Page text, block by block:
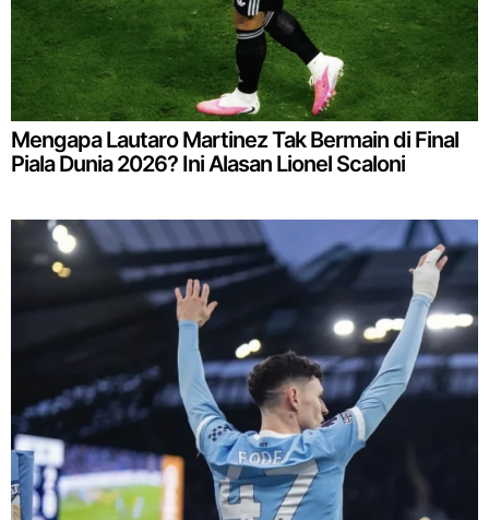
Mengapa Lautaro Martinez Tak Bermain di Final
Piala Dunia 2026? Ini Alasan Lionel Scaloni